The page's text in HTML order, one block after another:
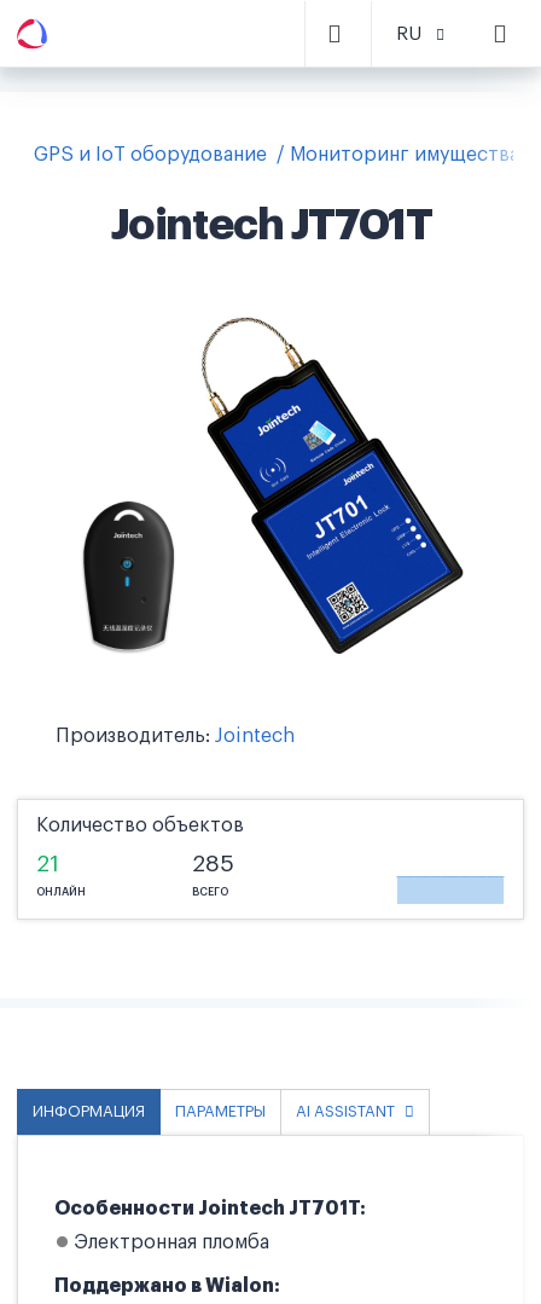
RU
GPS и IoT оборудование Мониторинг имущества
Jointech JT701T
Производитель: Jointech
Количество объектов
21
ОНЛАЙН
285
ВСЕГО
ИНФОРМАЦИЯ ПАРАМЕТРЫ AI ASSISTANT
Особенности Jointech JT701T:
Электронная пломба
Поддержано в Wialon: